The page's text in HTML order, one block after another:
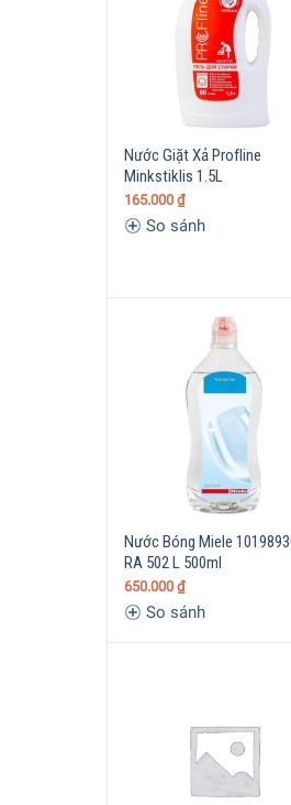
Nước Giặt Xả Profline
Minkstiklis 1.5L
165.000 ₫
So sánh
Nước Bóng Miele
RA 502 L 500ml
650.000 ₫
So sánh